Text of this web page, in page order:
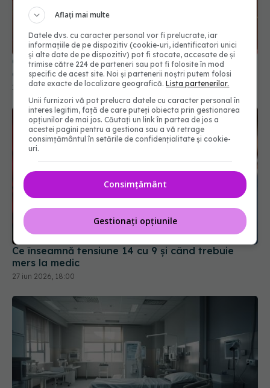
Ce înseamnă colesterol LDL și de ce este numit
colesterolul rău
18 iul 2026, 13:00
Ce înseamnă tensiune 14 cu 9 și când trebuie
mers la medic
27 iun 2026, 18:00
Aflați mai multe
Datele dvs. cu caracter personal vor fi prelucrate, iar
informațiile de pe dispozitiv (cookie-uri, identificatori unici
și alte date de pe dispozitiv) pot fi stocate, accesate de și
trimise către 224 de parteneri sau pot fi folosite în mod
specific de acest site. Noi și partenerii noștri putem folosi
date exacte de localizare geografică.Lista partenerilor.
Unii furnizori vă pot prelucra datele cu caracter personal în
interes legitim, față de care puteți obiecta prin gestionarea
opțiunilor de mai jos. Căutați un link în partea de jos a
acestei pagini pentru a gestiona sau a vă retrage
consimțământul în setările de confidențialitate și cookie-
uri.
Consimțământ
Gestionați opțiunile